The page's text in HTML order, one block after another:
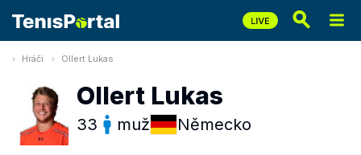
Hráči Ollert Lukas
Ollert Lukas
33 muž Německo